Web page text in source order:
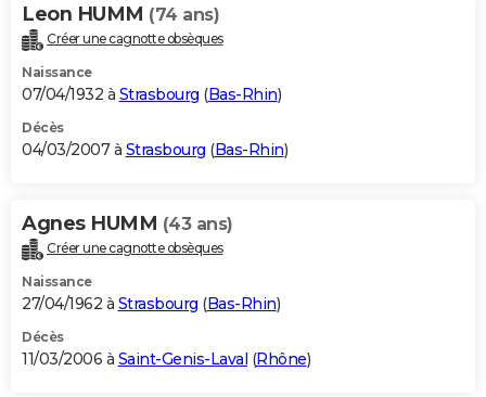
Leon HUMM (74 ans)
Créer une cagnotte obsèques
Naissance
07/04/1932 à Strasbourg (Bas-Rhin)
Décès
04/03/2007 à Strasbourg (Bas-Rhin)
Agnes HUMM (43 ans)
Créer une cagnotte obsèques
Naissance
27/04/1962 à Strasbourg (Bas-Rhin)
Décès
11/03/2006 à Saint-Genis-Laval (Rhône)